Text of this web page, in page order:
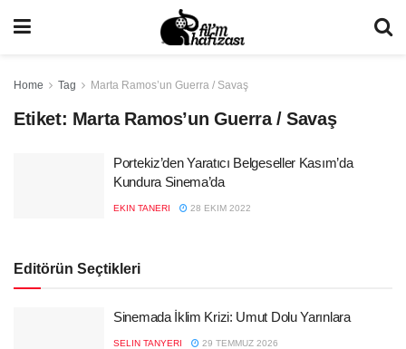
Home Tag Marta Ramos’un Guerra / Savaş
Etiket: Marta Ramos’un Guerra / Savaş
Portekiz’den Yaratıcı Belgeseller Kasım’da
Kundura Sinema’da
EKIN TANERI 28 EKIM 2022
Editörün Seçtikleri
Sinemada İklim Krizi: Umut Dolu Yarınlara
SELIN TANYERI 29 TEMMUZ 2026